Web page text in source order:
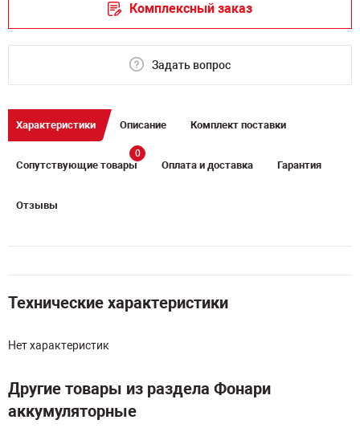
Комплексный заказ
Задать вопрос
Характеристики Описание Комплект поставки
Сопутствующие товары
0
Оплата и доставка Гарантия
Отзывы
Технические характеристики
Нет характеристик
Другие товары из раздела Фонари
аккумуляторные